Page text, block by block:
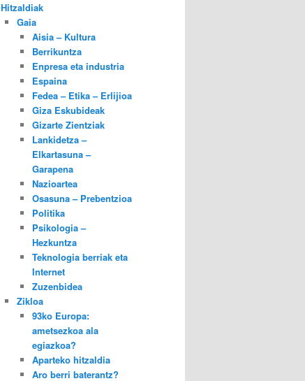
Hitzaldiak
Gaia
Aisia – Kultura
Berrikuntza
Enpresa eta industria
Espaina
Fedea – Etika – Erlijioa
Giza Eskubideak
Gizarte Zientziak
Lankidetza –
Elkartasuna –
Garapena
Nazioartea
Osasuna – Prebentzioa
Politika
Psikologia –
Hezkuntza
Teknologia berriak eta
Internet
Zuzenbidea
Zikloa
93ko Europa:
ametsezkoa ala
egiazkoa?
Aparteko hitzaldia
Aro berri baterantz?